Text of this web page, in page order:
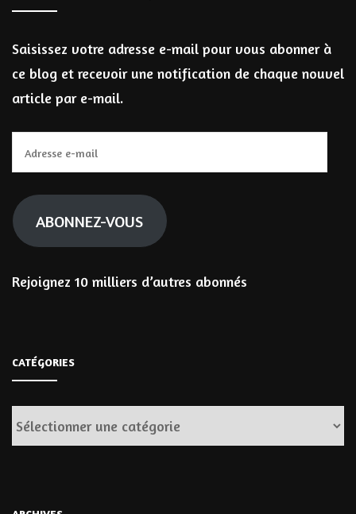
Saisissez votre adresse e-mail pour vous abonner à
ce blog et recevoir une notification de chaque nouvel
article par e-mail.
e-
mail
ABONNEZ-VOUS
Rejoignez 10 milliers d’autres abonnés
CATÉGORIES
Catégories